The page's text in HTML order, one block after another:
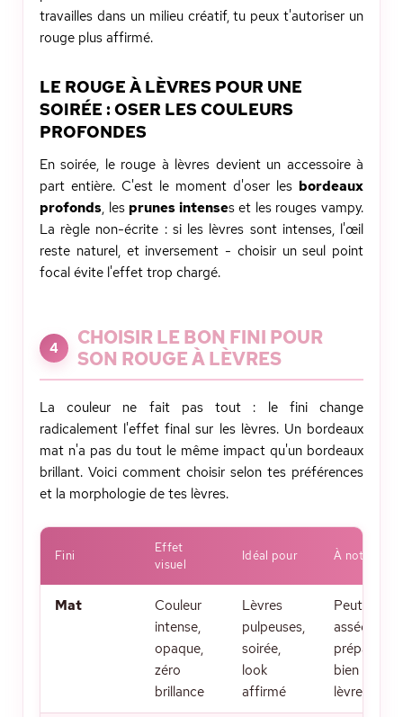
travailles dans un milieu créatif, tu peux t'autoriser un
rouge plus affirmé.
LE ROUGE À LÈVRES POUR UNE
SOIRÉE : OSER LES COULEURS
PROFONDES
En soirée, le rouge à lèvres devient un accessoire à
part entière. C'est le moment d'oser les bordeaux
profonds, les prunes intenses et les rouges vampy.
La règle non-écrite : si les lèvres sont intenses, l'œil
reste naturel, et inversement - choisir un seul point
focal évite l'effet trop chargé.
4
CHOISIR LE BON FINI POUR
SON ROUGE À LÈVRES
La couleur ne fait pas tout : le fini change
radicalement l'effet final sur les lèvres. Un bordeaux
mat n'a pas du tout le même impact qu'un bordeaux
brillant. Voici comment choisir selon tes préférences
et la morphologie de tes lèvres.
Fini
Effet
visuel
Idéal pour À noter
Mat
Couleur
intense,
opaque,
zéro
brillance
Lèvres
pulpeuses,
soirée,
look
affirmé
Peut
assécher,
prépare
bien tes
lèvres